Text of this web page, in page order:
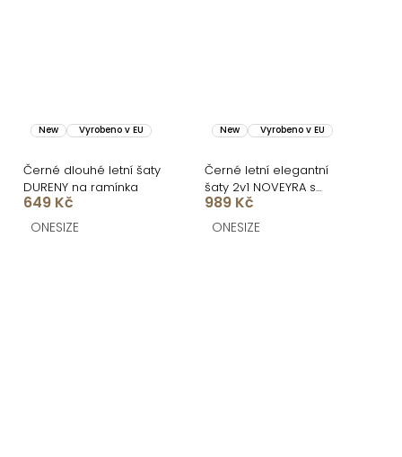
New Vyrobeno v EU
Černé dlouhé letní šaty
DURENY na ramínka
649 Kč
ONESIZE
New Vyrobeno v EU
Černé letní elegantní
šaty 2v1 NOVEYRA s
puntíky
989 Kč
ONESIZE